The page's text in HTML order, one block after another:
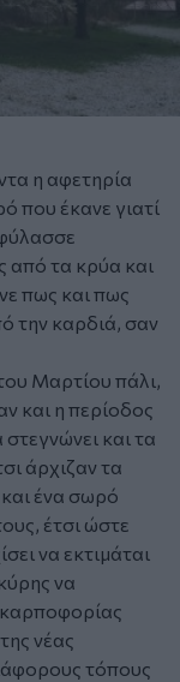
η αφετηρία
που έκανε γιατί
από τα κρύα και
πως και πως
την καρδιά, σαν
Μαρτίου πάλι,
και η περίοδος
και τα
άρχιζαν τα
ένα σωρό
έτσι ώστε
να εκτιμάται
να
καρποφορίας
νέας
τόπους